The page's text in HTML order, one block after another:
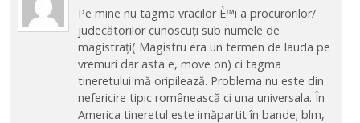
Pe mine nu tagma vracilor È™i a procurorilor/
judecătorilor cunoscuți sub numele de
magistrați( Magistru era un termen de lauda pe
vremuri dar asta e, move on) ci tagma
tineretului mă oripilează. Problema nu este din
nefericire tipic românească ci una universala. În
America tineretul este imăpartit în bande; blm,